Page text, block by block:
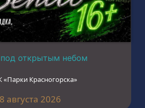
открытым небом
Красногорска»
8 августа 2026